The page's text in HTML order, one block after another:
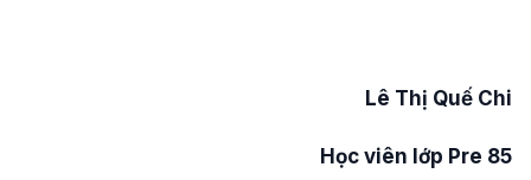
Lê Thị Quế Chi
Học viên lớp Pre 85